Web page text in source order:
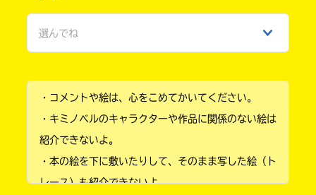
ひみつ
選んでね
小学2年
小学4年
・コメントや絵は、心をこめてかいてください。
・キミノベルのキャラクターや作品に関係のない絵は
紹介できないよ。
・本の絵を下に敷いたりして、そのまま写した絵（ト
レース）も紹介できないよ。